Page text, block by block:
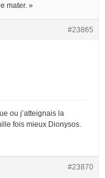
mater. »
#23865
ou j’atteignais la
fois mieux Dionysos.
#23870